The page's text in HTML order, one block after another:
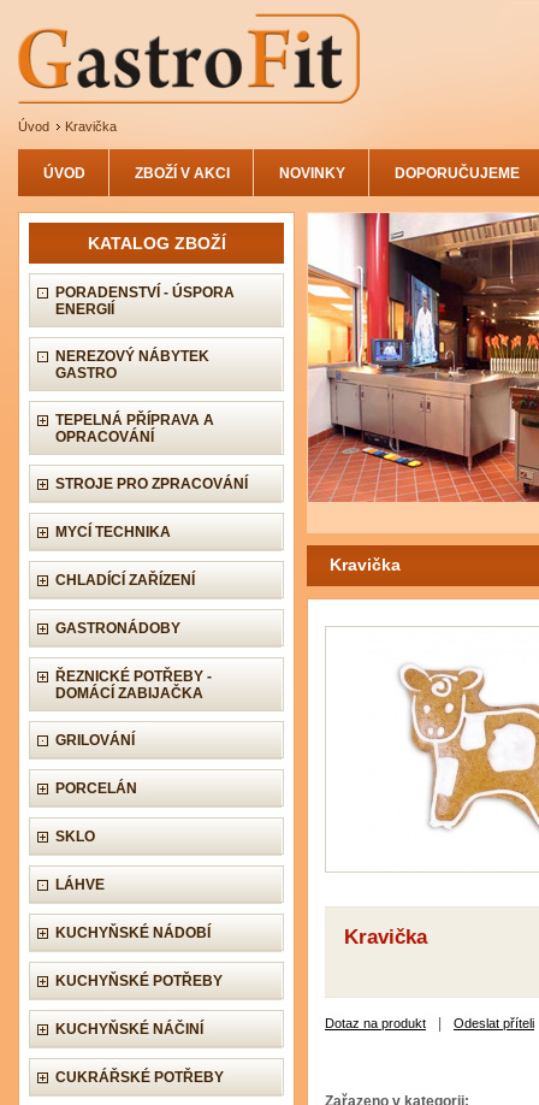
Úvod Kravička
ÚVOD ZBOŽÍ V AKCI NOVINKY DOPORUČUJEME
KATALOG ZBOŽÍ
PORADENSTVÍ - ÚSPORA
ENERGIÍ
NEREZOVÝ NÁBYTEK
GASTRO
TEPELNÁ PŘÍPRAVA A
OPRACOVÁNÍ
STROJE PRO ZPRACOVÁNÍ
MYCÍ TECHNIKA
CHLADÍCÍ ZAŘÍZENÍ
GASTRONÁDOBY
ŘEZNICKÉ POTŘEBY -
DOMÁCÍ ZABIJAČKA
GRILOVÁNÍ
PORCELÁN
SKLO
LÁHVE
KUCHYŇSKÉ NÁDOBÍ
KUCHYŇSKÉ POTŘEBY
KUCHYŇSKÉ NÁČINÍ
CUKRÁŘSKÉ POTŘEBY
Kravička
Kravička
Dotaz na produkt Odeslat příteli
Zařazeno v kategorii: